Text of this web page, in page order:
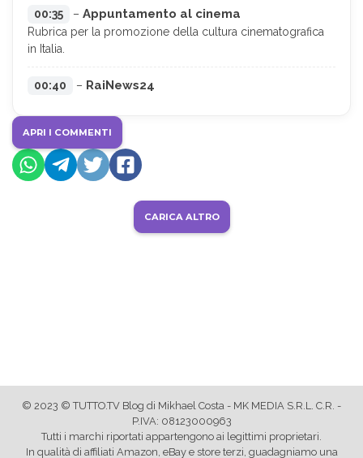
00:35 – Appuntamento al cinema
Rubrica per la promozione della cultura cinematografica
in Italia.
00:40 – RaiNews24
APRI I COMMENTI
CARICA ALTRO
© 2023 © TUTTO.TV Blog di Mikhael Costa - MK MEDIA S.R.L. C.R. -
P.IVA: 08123000963
Tutti i marchi riportati appartengono ai legittimi proprietari.
In qualità di affiliati Amazon, eBay e store terzi, guadagniamo una